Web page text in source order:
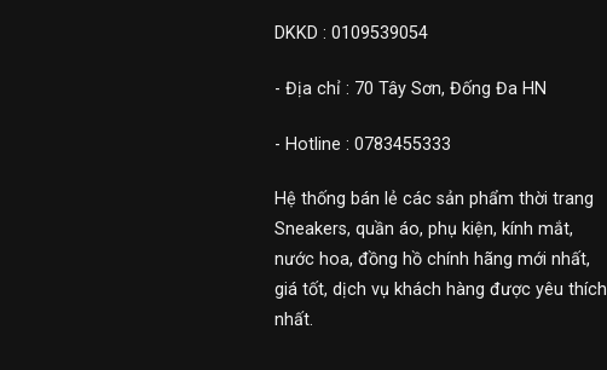
DKKD : 0109539054
- Địa chỉ : 70 Tây Sơn, Đống Đa HN
- Hotline : 0783455333
Hệ thống bán lẻ các sản phẩm thời trang
Sneakers, quần áo, phụ kiện, kính mắt,
nước hoa, đồng hồ chính hãng mới nhất,
giá tốt, dịch vụ khách hàng được yêu thích
nhất.